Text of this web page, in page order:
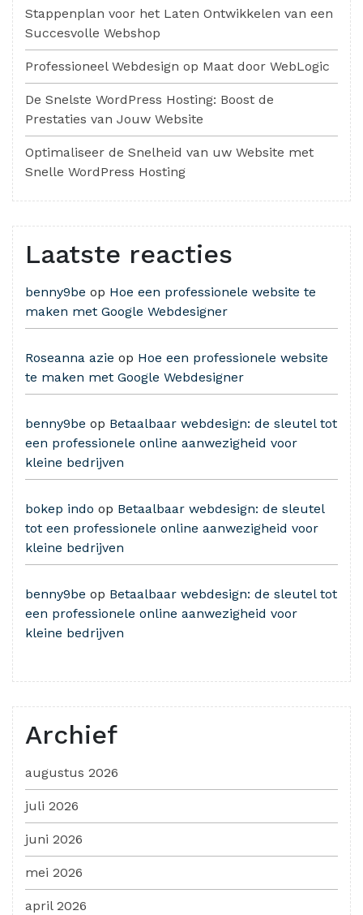
Stappenplan voor het Laten Ontwikkelen van een
Succesvolle Webshop
Professioneel Webdesign op Maat door WebLogic
De Snelste WordPress Hosting: Boost de
Prestaties van Jouw Website
Optimaliseer de Snelheid van uw Website met
Snelle WordPress Hosting
Laatste reacties
benny9be op Hoe een professionele website te
maken met Google Webdesigner
Roseanna azie op Hoe een professionele website
te maken met Google Webdesigner
benny9be op Betaalbaar webdesign: de sleutel tot
een professionele online aanwezigheid voor
kleine bedrijven
bokep indo op Betaalbaar webdesign: de sleutel
tot een professionele online aanwezigheid voor
kleine bedrijven
benny9be op Betaalbaar webdesign: de sleutel tot
een professionele online aanwezigheid voor
kleine bedrijven
Archief
augustus 2026
juli 2026
juni 2026
mei 2026
april 2026